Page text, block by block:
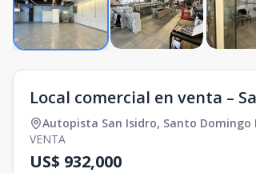
Local comercial en venta –
Autopista San Isidro, Santo Domingo
VENTA
US$ 932,000